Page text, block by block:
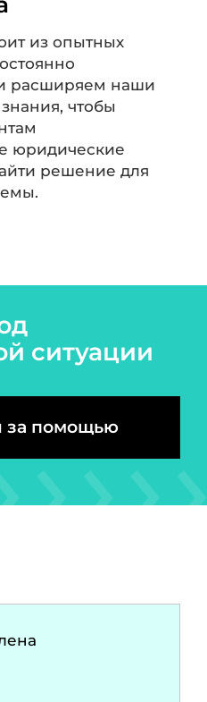
из опытных
расширяем наши
чтобы
юридические
решение для
ситуации
за помощью